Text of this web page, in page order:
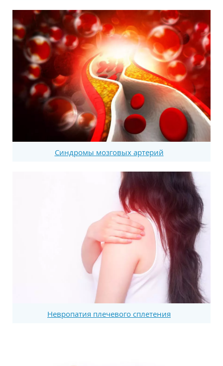
Синдромы мозговых артерий
Невропатия плечевого сплетения